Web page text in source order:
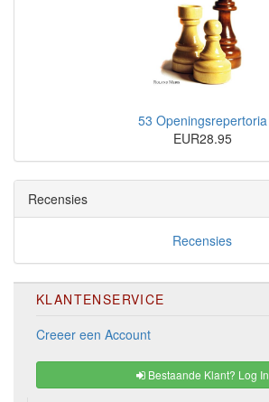
53 Openingsrepertoria
EUR28.95
Recensies
Recensies
KLANTENSERVICE
Creeer een Account
Bestaande Klant? Log In